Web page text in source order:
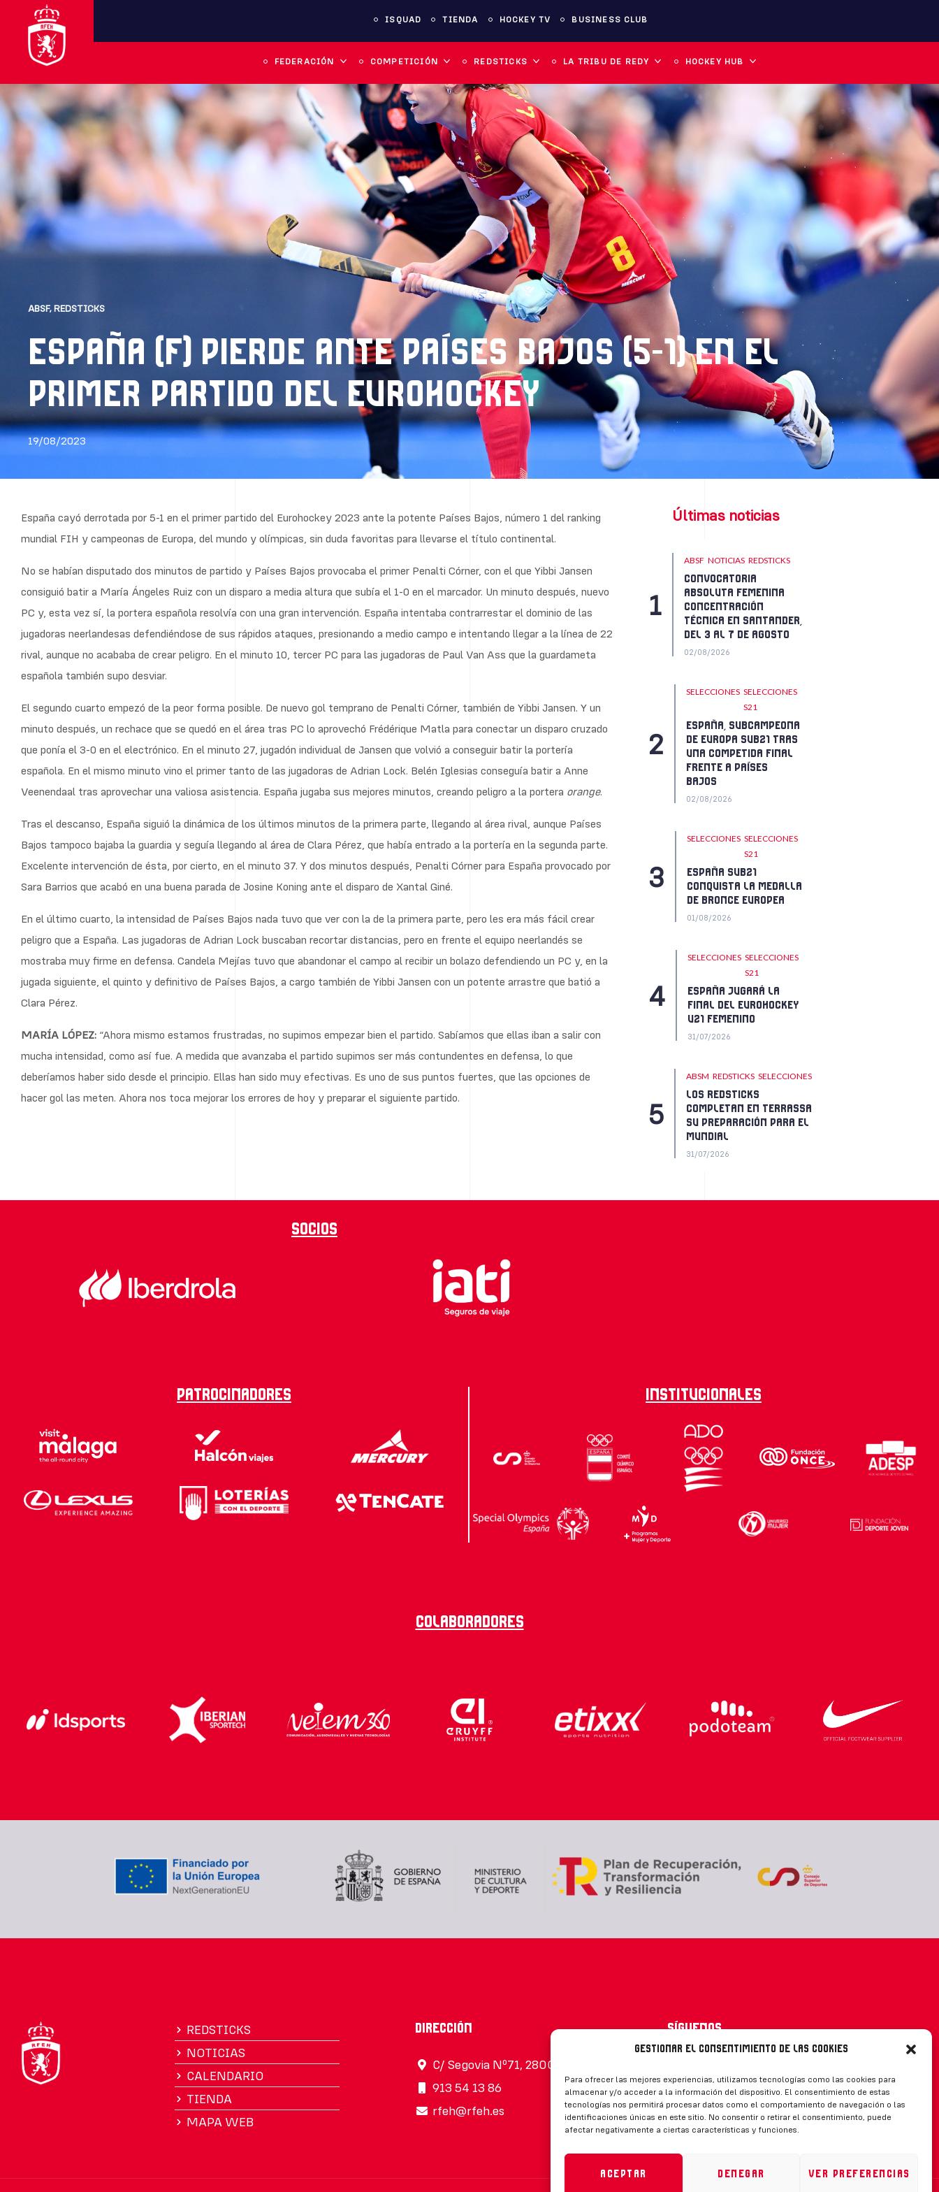
Gestionar el consentimiento de las cookies
Para ofrecer las mejores experiencias, utilizamos tecnologías como las cookies para
almacenar y/o acceder a la información del dispositivo. El consentimiento de estas
tecnologías nos permitirá procesar datos como el comportamiento de navegación o las
identificaciones únicas en este sitio. No consentir o retirar el consentimiento, puede
afectar negativamente a ciertas características y funciones.
Aceptar Denegar Ver preferencias
ISQUAD TIENDA HOCKEY TV BUSINESS CLUB
FEDERACIÓN COMPETICIÓN REDSTICKS LA TRIBU DE REDY HOCKEY HUB
ABSF,REDSTICKS
ESPAÑA (F) PIERDE ANTE PAÍSES BAJOS (5-1) EN EL
PRIMER PARTIDO DEL EUROHOCKEY
19/08/2023
España cayó derrotada por 5-1 en el primer partido del Eurohockey 2023 ante la potente Países Bajos, número 1 del ranking
mundial FIH y campeonas de Europa, del mundo y olímpicas, sin duda favoritas para llevarse el título continental.
No se habían disputado dos minutos de partido y Países Bajos provocaba el primer Penalti Córner, con el que Yibbi Jansen
consiguió batir a María Ángeles Ruiz con un disparo a media altura que subía el 1-0 en el marcador. Un minuto después, nuevo
PC y, esta vez sí, la portera española resolvía con una gran intervención. España intentaba contrarrestar el dominio de las
jugadoras neerlandesas defendiéndose de sus rápidos ataques, presionando a medio campo e intentando llegar a la línea de 22
rival, aunque no acababa de crear peligro. En el minuto 10, tercer PC para las jugadoras de Paul Van Ass que la guardameta
española también supo desviar.
El segundo cuarto empezó de la peor forma posible. De nuevo gol temprano de Penalti Córner, también de Yibbi Jansen. Y un
minuto después, un rechace que se quedó en el área tras PC lo aprovechó Frédérique Matla para conectar un disparo cruzado
que ponía el 3-0 en el electrónico. En el minuto 27, jugadón individual de Jansen que volvió a conseguir batir la portería
española. En el mismo minuto vino el primer tanto de las jugadoras de Adrian Lock. Belén Iglesias conseguía batir a Anne
Veenendaal tras aprovechar una valiosa asistencia. España jugaba sus mejores minutos, creando peligro a la portera orange.
Tras el descanso, España siguió la dinámica de los últimos minutos de la primera parte, llegando al área rival, aunque Países
Bajos tampoco bajaba la guardia y seguía llegando al área de Clara Pérez, que había entrado a la portería en la segunda parte.
Excelente intervención de ésta, por cierto, en el minuto 37. Y dos minutos después, Penalti Córner para España provocado por
Sara Barrios que acabó en una buena parada de Josine Koning ante el disparo de Xantal Giné.
En el último cuarto, la intensidad de Países Bajos nada tuvo que ver con la de la primera parte, pero les era más fácil crear
peligro que a España. Las jugadoras de Adrian Lock buscaban recortar distancias, pero en frente el equipo neerlandés se
mostraba muy firme en defensa. Candela Mejías tuvo que abandonar el campo al recibir un bolazo defendiendo un PC y, en la
jugada siguiente, el quinto y definitivo de Países Bajos, a cargo también de Yibbi Jansen con un potente arrastre que batió a
Clara Pérez.
MARÍA LÓPEZ: “Ahora mismo estamos frustradas, no supimos empezar bien el partido. Sabíamos que ellas iban a salir con
mucha intensidad, como así fue. A medida que avanzaba el partido supimos ser más contundentes en defensa, lo que
deberíamos haber sido desde el principio. Ellas han sido muy efectivas. Es uno de sus puntos fuertes, que las opciones de
hacer gol las meten. Ahora nos toca mejorar los errores de hoy y preparar el siguiente partido.
Últimas noticias
ABSF NOTICIAS REDSTICKS
CONVOCATORIA
ABSOLUTA FEMENINA
CONCENTRACIÓN
TÉCNICA EN SANTANDER,
DEL 3 AL 7 DE AGOSTO
02/08/2026
SELECCIONES SELECCIONES
S21
ESPAÑA, SUBCAMPEONA
DE EUROPA SUB21 TRAS
UNA COMPETIDA FINAL
FRENTE A PAÍSES
BAJOS
02/08/2026
SELECCIONES SELECCIONES
S21
ESPAÑA SUB21
CONQUISTA LA MEDALLA
DE BRONCE EUROPEA
01/08/2026
SELECCIONES SELECCIONES
S21
ESPAÑA JUGARÁ LA
FINAL DEL EUROHOCKEY
U21 FEMENINO
31/07/2026
ABSM REDSTICKS SELECCIONES
LOS REDSTICKS
COMPLETAN EN TERRASSA
SU PREPARACIÓN PARA EL
MUNDIAL
31/07/2026
Socios
Patrocinadores Institucionales
Colaboradores
REDSTICKS
NOTICIAS
CALENDARIO
TIENDA
MAPA WEB
Dirección
C/ Segovia Nº71, 28005, Madrid
913 54 13 86
rfeh@rfeh.es
Síguenos
CONTACTO